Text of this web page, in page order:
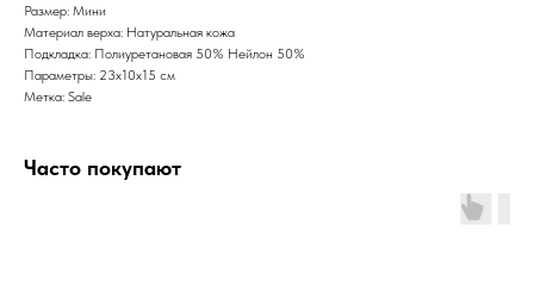
Размер: Мини
Материал верха: Натуральная кожа
Подкладка: Полиуретановая 50% Нейлон 50%
Параметры: 23х10х15 см
Метка: Sale
Часто покупают